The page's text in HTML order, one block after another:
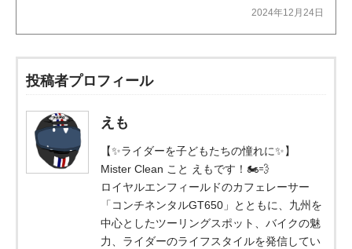
2024年12月24日
投稿者プロフィール
えも
【✨ライダーを子どもたちの憧れに✨】
Mister Clean こと えもです！🏍️💨
ロイヤルエンフィールドのカフェレーサー
「コンチネンタルGT650」とともに、九州を
中心としたツーリングスポット、バイクの魅
力、ライダーのライフスタイルを発信してい